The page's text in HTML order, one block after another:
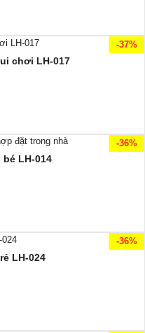
-37%
chơi LH-017
-36%
LH-014
-36%
LH-024